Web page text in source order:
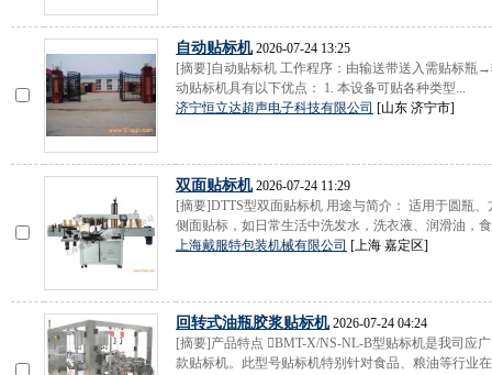
自动贴标机2026-07-24 13:25
[摘要]自动贴标机 工作程序：由输送带送入需贴标
动贴标机具有以下优点： 1. 本设备可贴各种类型...
济宁恒立达超声电子科技有限公司 [山东 济宁市]
双面贴标机2026-07-24 11:29
[摘要]DTTS型双面贴标机 用途与简介： 适用于圆瓶
侧面贴标，如日常生活中洗发水，洗衣液、润滑油，
上海戴服特包装机械有限公司 [上海 嘉定区]
回转式油瓶胶浆贴标机2026-07-24 04:24
[摘要]产品特点 BMT-X/NS-NL-B型贴标机是我司应
款贴标机。此型号贴标机特别针对食品、粮油等行业